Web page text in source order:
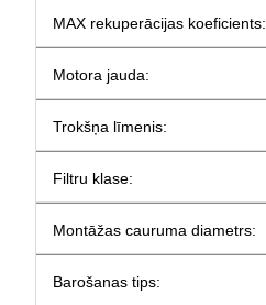
MAX rekuperācijas koeficients:
Motora jauda:
Trokšņa līmenis:
Filtru klase:
Montāžas cauruma diametrs:
Barošanas tips: